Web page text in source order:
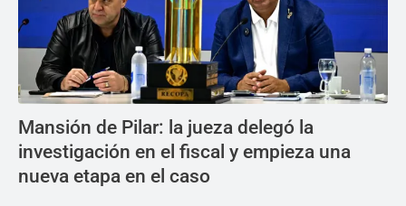
Mansión de Pilar: la jueza delegó la
investigación en el fiscal y empieza una
nueva etapa en el caso